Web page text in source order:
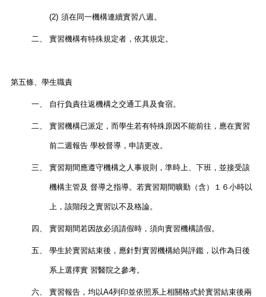
(2) 須在同一機構連續實習八週。
二、 實習機構有特殊規定者，依其規定。
第五條、 學生職責
一、 自行負責往返機構之交通工具及食宿。
二、 實習機構已派定，而學生若有特殊原因不能前往，應在實習
前二週報告 學校督導，申請更改。
三、 實習期間應遵守機構之人事規則，準時上、下班，並接受該
機構主管及 督導之指導。若實習期間曠勤（含）１６小時以
上，該階段之實習以不及格論。
四、 實習期間若因故必須請假時，須向實習機構請假。
五、 學生於實習結束後，應針對實習機構給與評鑑，以作為日後
系上選擇實 習醫院之參考。
六、 實習報告，均以A4列印並依照系上相關格式於實習結束後兩